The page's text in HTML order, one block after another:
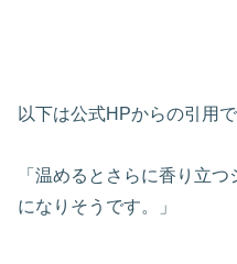
以下は公式HPからの引用で
「温めるとさらに香り立
になりそうです。」